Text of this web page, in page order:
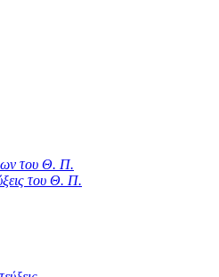
του Θ. Π.
του Θ. Π.